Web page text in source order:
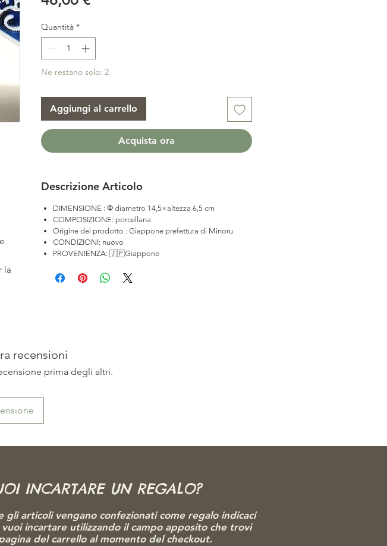
la
Quantità *
Ne restano solo: 2
Aggiungi al carrello
Acquista ora
Descrizione Articolo
DIMENSIONE : Φ diametro 14,5×altezza 6,5 cm
COMPOSIZIONE: porcellana
Origine del prodotto : Giappone prefettura di Minoru
CONDIZIONI: nuovo
PROVENIENZA: 🇯🇵Giappone
recensioni
prima degli altri.
INCARTARE UN REGALO?
gli articoli vengano confezionati come regalo indicaci
incartare utilizzando il campo apposito che trovi
del carrello al momento del checkout.